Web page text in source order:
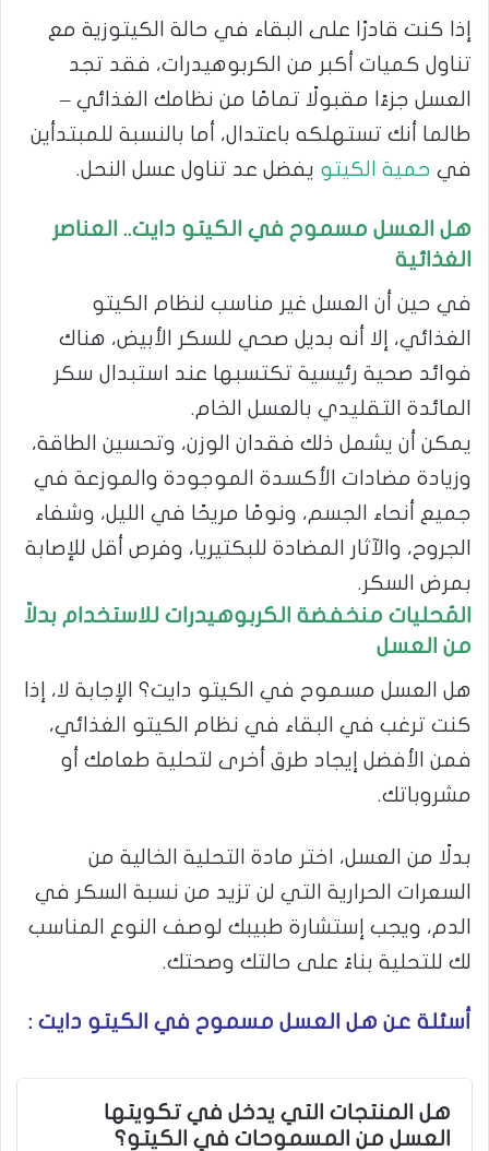
إذا كنت قادرًا على البقاء في حالة الكيتوزية مع
تناول كميات أكبر من الكربوهيدرات، فقد تجد
العسل جزءًا مقبولًا تمامًا من نظامك الغذائي –
طالما أنك تستهلكه باعتدال، أما بالنسبة للمبتدأين
في حمية الكيتو يفضل عد تناول عسل النحل.
هل العسل مسموح في الكيتو دايت.. العناصر
الغذائية
في حين أن العسل غير مناسب لنظام الكيتو
الغذائي، إلا أنه بديل صحي للسكر الأبيض، هناك
فوائد صحية رئيسية تكتسبها عند استبدال سكر
المائدة التقليدي بالعسل الخام.
يمكن أن يشمل ذلك فقدان الوزن، وتحسين الطاقة،
وزيادة مضادات الأكسدة الموجودة والموزعة في
جميع أنحاء الجسم، ونومًا مريحًا في الليل، وشفاء
الجروح، والآثار المضادة للبكتيريا، وفرص أقل للإصابة
بمرض السكر.
المُحليات منخفضة الكربوهيدرات للاستخدام بدلاً
من العسل
هل العسل مسموح في الكيتو دايت؟ الإجابة لا، إذا
كنت ترغب في البقاء في نظام الكيتو الغذائي،
فمن الأفضل إيجاد طرق أخرى لتحلية طعامك أو
مشروباتك.
بدلًا من العسل، اختر مادة التحلية الخالية من
السعرات الحرارية التي لن تزيد من نسبة السكر في
الدم، ويجب إستشارة طبيبك لوصف النوع المناسب
لك للتحلية بناءً على حالتك وصحتك.
أسئلة عن هل العسل مسموح في الكيتو دايت :
هل المنتجات التي يدخل في تكويتها
العسل من المسموحات في الكيتو؟